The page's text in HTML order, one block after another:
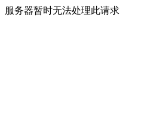
服务器暂时无法处理此请求